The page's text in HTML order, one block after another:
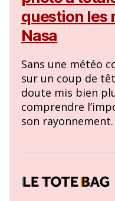
question les
Nasa
Sans une météo
sur un coup de
doute mis bien
comprendre
son rayonnement.